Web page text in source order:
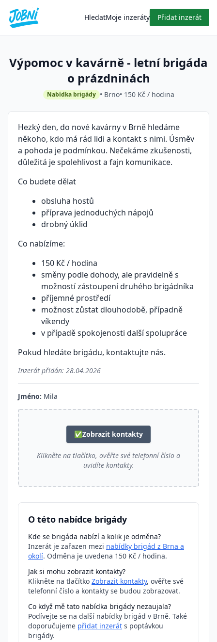
HledatMoje inzeráty Přidat inzerát
Výpomoc v kavárně - letní brigáda
o prázdninách
Nabídka brigády • Brno• 150 Kč / hodina
Hezký den, do nové kavárny v Brně hledáme
někoho, kdo má rád lidi a kontakt s nimi. Úsměv
a pohoda je podmínkou. Nečekáme zkušenosti,
důležitá je spolehlivost a fajn komunikace.
Co budete dělat
obsluha hostů
příprava jednoduchých nápojů
drobný úklid
Co nabízíme:
150 Kč / hodina
směny podle dohody, ale pravidelně s
možností zástoupení druhého brigádníka
příjemné prostředí
možnost zůstat dlouhodobě, případně
víkendy
v případě spokojenosti další spolupráce
Pokud hledáte brigádu, kontaktujte nás.
Inzerát přidán: 28.04.2026
Jméno: Mila
✅Zobrazit kontakty
Klikněte na tlačítko, ověřte své telefonní číslo a
uvidíte kontakty.
O této nabídce brigády
Kde se brigáda nabízí a kolik je odměna?
Inzerát je zařazen mezi nabídky brigád z Brna a
okolí. Odměna je uvedena 150 Kč / hodina.
Jak si mohu zobrazit kontakty?
Klikněte na tlačítko Zobrazit kontakty, ověřte své
telefonní číslo a kontakty se budou zobrazovat.
Co když mě tato nabídka brigády nezaujala?
Podívejte se na další nabídky brigád v Brně. Také
doporučujeme přidat inzerát s poptávkou
brigády.